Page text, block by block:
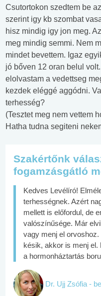
Csutortokon szedtem be
szerint igy kb szombat
hisz mindig igy jon meg.
meg mindig semmi. Nem
mindet bevettem. Igaz
jó bőven 12 oran belul
elolvastam a vedettseg
kezdek eléggé aggódni.
terhesség?
(Tesztet meg nem vettem
Hatha tudna segiteni
Szakértőnk
fogamzásgátló
Kedves Levélíró!
terhességnek. Azért
mellett is előfordul, de
valószínűsége. Már
vagy menj el
késik, akkor is menj
a hormonháztartás
Dr. Ujj Zsófia -